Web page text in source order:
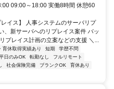
09:00～18:00 実働8時間 休憩60
イス】 人事システムのサーバリプ
、新サーバへのリプレイス案件 バッ
プレイス計画の立案などの支援 ＼...
育休取得実績あり 短期
学歴不問
日のみOK 転勤なし
フルリモート
社会保険完備 ブランクOK
育休あり